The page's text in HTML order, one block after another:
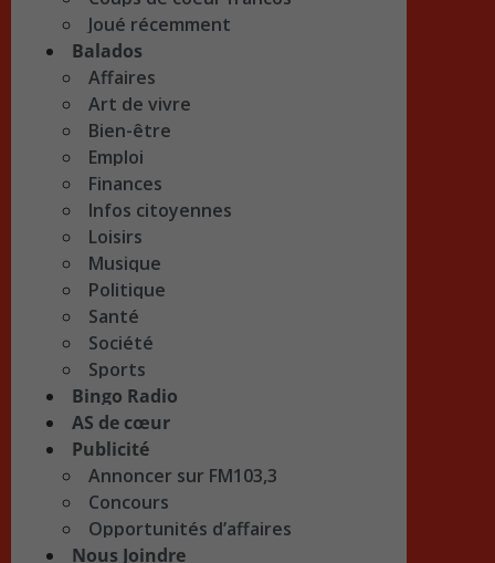
Joué récemment
Balados
Affaires
Art de vivre
Bien-être
Emploi
Finances
Infos citoyennes
Loisirs
Musique
Politique
Santé
Société
Sports
Bingo Radio
AS de cœur
Publicité
Annoncer sur FM103,3
Concours
Opportunités d’affaires
Nous Joindre